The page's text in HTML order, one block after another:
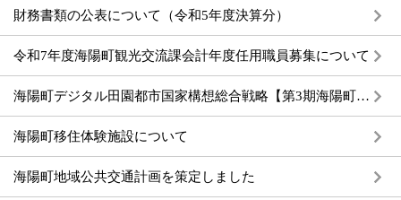
財務書類の公表について（令和5年度決算分）
令和7年度海陽町観光交流課会計年度任用職員募集について
海陽町デジタル田園都市国家構想総合戦略【第3期海陽町総合戦略】を策定しました
海陽町移住体験施設について
海陽町地域公共交通計画を策定しました